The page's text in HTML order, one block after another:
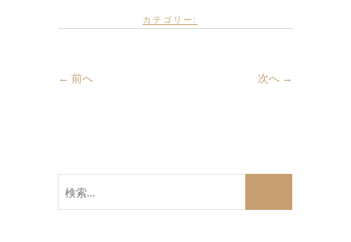
カテゴリー:
← 前へ 次へ →